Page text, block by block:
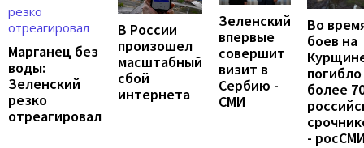
Марганец без
воды:
Зеленский
резко
отреагировал
В России
произошел
масштабный
сбой
интернета
Зеленский
впервые
совершит
визит в
Сербию -
СМИ
Во
боев на
погибло
более
-